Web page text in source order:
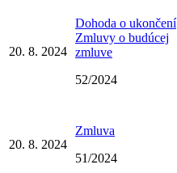
20. 8. 2024
Dohoda o ukončení
Zmluvy o budúcej
zmluve
52/2024
20. 8. 2024
Zmluva
51/2024